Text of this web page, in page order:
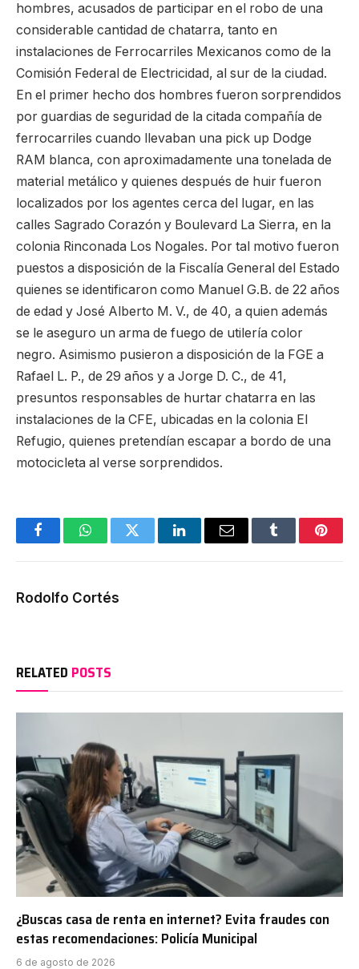
hombres, acusados de participar en el robo de una
considerable cantidad de chatarra, tanto en
instalaciones de Ferrocarriles Mexicanos como de la
Comisión Federal de Electricidad, al sur de la ciudad.
En el primer hecho dos hombres fueron sorprendidos
por guardias de seguridad de la citada compañía de
ferrocarriles cuando llevaban una pick up Dodge
RAM blanca, con aproximadamente una tonelada de
material metálico y quienes después de huir fueron
localizados por los agentes cerca del lugar, en las
calles Sagrado Corazón y Boulevard La Sierra, en la
colonia Rinconada Los Nogales. Por tal motivo fueron
puestos a disposición de la Fiscalía General del Estado
quienes se identificaron como Manuel G.B. de 22 años
de edad y José Alberto M. V., de 40, a quien además
se le aseguro un arma de fuego de utilería color
negro. Asimismo pusieron a disposición de la FGE a
Rafael L. P., de 29 años y a Jorge D. C., de 41,
presuntos responsables de hurtar chatarra en las
instalaciones de la CFE, ubicadas en la colonia El
Refugio, quienes pretendían escapar a bordo de una
motocicleta al verse sorprendidos.
FacebookWhatsAppTwitter LinkedInEmail Tumblr
Rodolfo Cortés
RELATED POSTS
¿Buscas casa de renta en internet? Evita fraudes con
estas recomendaciones: Policía Municipal
6 de agosto de 2026